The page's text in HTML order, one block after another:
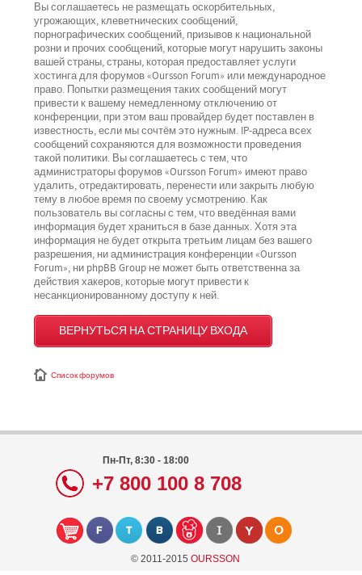
Вы соглашаетесь не размещать оскорбительных,
угрожающих, клеветнических сообщений,
порнографических сообщений, призывов к национальной
розни и прочих сообщений, которые могут нарушить законы
вашей страны, страны, которая предоставляет услуги
хостинга для форумов «Oursson Forum» или международное
право. Попытки размещения таких сообщений могут
привести к вашему немедленному отключению от
конференции, при этом ваш провайдер будет поставлен в
известность, если мы сочтём это нужным. IP-адреса всех
сообщений сохраняются для возможности проведения
такой политики. Вы соглашаетесь с тем, что
администраторы форумов «Oursson Forum» имеют право
удалить, отредактировать, перенести или закрыть любую
тему в любое время по своему усмотрению. Как
пользователь вы согласны с тем, что введённая вами
информация будет храниться в базе данных. Хотя эта
информация не будет открыта третьим лицам без вашего
разрешения, ни администрация конференции «Oursson
Forum», ни phpBB Group не может быть ответственна за
действия хакеров, которые могут привести к
несанкционированному доступу к ней.
ВЕРНУТЬСЯ НА СТРАНИЦУ ВХОДА
Список форумов
Пн-Пт, 8:30 - 18:00
+7 800 100 8 708
© 2011-2015 OURSSON